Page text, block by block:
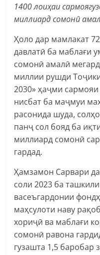
1400 лоиҳаи
миллиард сомонӣ
Ҳоло дар мамлакат
давлатӣ ба маблағи
сомонӣ амалӣ
миллии рушди
2030» ҳаҷми
нисбат ба маҷмуи
расонида шуда,
панҷ сол бояд ба
миллиард сомонӣ
гардад.
Ҳамзамон Сарвари
соли 2023 ба
васеъгардонии
маҳсулоти наву
хориҷӣ ва маблағи
сомонӣ равона
гузашта 1,5 баробар